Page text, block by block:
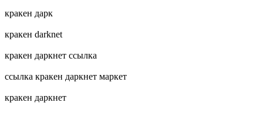
кракен дарк
кракен darknet
кракен даркнет ссылка
ссылка кракен даркнет маркет
кракен даркнет